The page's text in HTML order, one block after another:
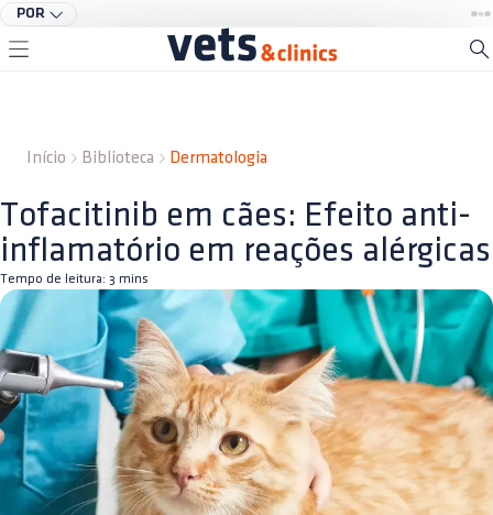
POR
Início Biblioteca Dermatologia
Tofacitinib em cães: Efeito anti-
inflamatório em reações alérgicas
Tempo de leitura: 3 mins